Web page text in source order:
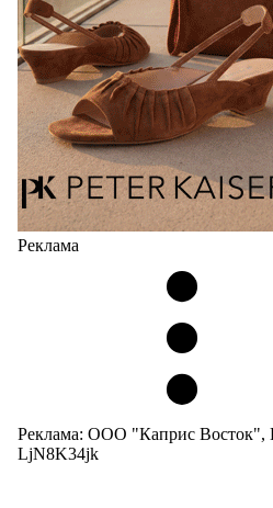
не просто новый сезон, а…
04.08.2026 543
Реклама
Реклама: ООО "Каприс Восток",
LjN8K34jk